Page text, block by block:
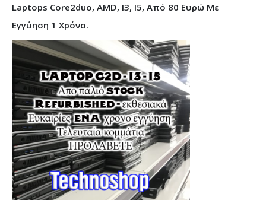
Laptops Core2duo, AMD, I3, I5, Από 80 Ευρώ Με
Εγγύηση 1 Χρόνο.